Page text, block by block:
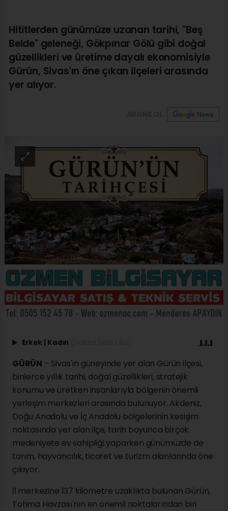
Hititlerden günümüze uzanan tarihi, "Beş
Belde" geleneği, Gökpınar Gölü gibi doğal
güzellikleri ve üretime dayalı ekonomisiyle
Gürün, Sivas'ın öne çıkan ilçeleri arasında
yer alıyor.
Erkek Kadın
GÜRÜN – Sivas'ın güneyinde yer alan Gürün ilçesi,
binlerce yıllık tarihi, doğal güzellikleri, stratejik
konumu ve üretken insanlarıyla bölgenin önemli
yerleşim merkezleri arasında bulunuyor. Akdeniz,
Doğu Anadolu ve İç Anadolu bölgelerinin kesişim
noktasında yer alan ilçe, tarih boyunca birçok
medeniyete ev sahipliği yaparken günümüzde de
tarım, hayvancılık, ticaret ve turizm alanlarında öne
çıkıyor.
İl merkezine 137 kilometre uzaklıkta bulunan Gürün,
Tohma Havzası'nın en önemli noktalarından biri